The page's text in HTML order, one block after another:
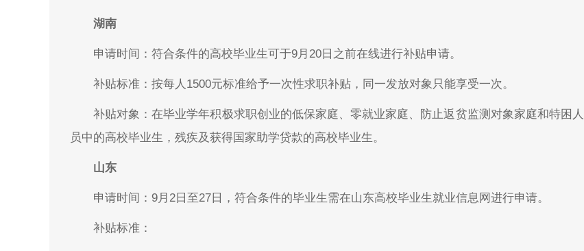
湖南
申请时间：符合条件的高校毕业生可于9月20日之前在线进行补贴申请。
补贴标准：按每人1500元标准给予一次性求职补贴，同一发放对象只能享受一次。
补贴对象：在毕业学年积极求职创业的低保家庭、零就业家庭、防止返贫监测对象家庭和特困人
员中的高校毕业生，残疾及获得国家助学贷款的高校毕业生。
山东
申请时间：9月2日至27日，符合条件的毕业生需在山东高校毕业生就业信息网进行申请。
补贴标准：